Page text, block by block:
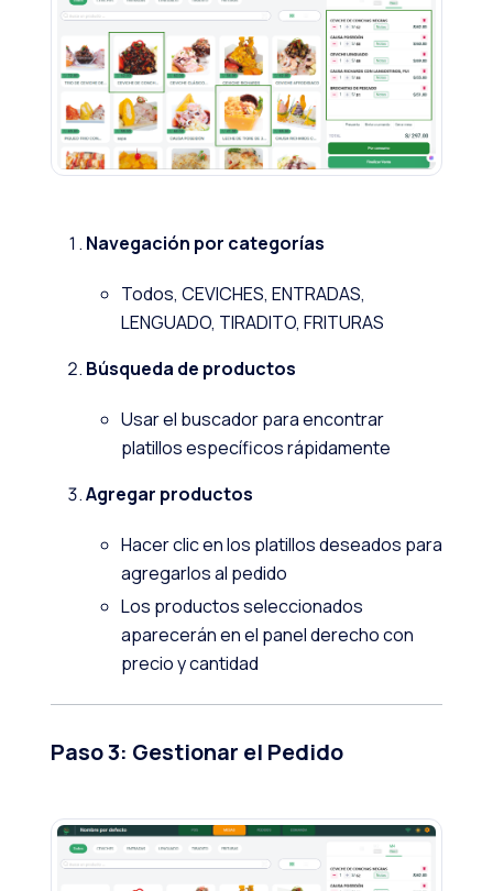
Navegación por categorías
Todos, CEVICHES, ENTRADAS,
LENGUADO, TIRADITO, FRITURAS
Búsqueda de productos
Usar el buscador para encontrar
platillos específicos rápidamente
Agregar productos
Hacer clic en los platillos deseados para
agregarlos al pedido
Los productos seleccionados
aparecerán en el panel derecho con
precio y cantidad
Paso 3: Gestionar el Pedido